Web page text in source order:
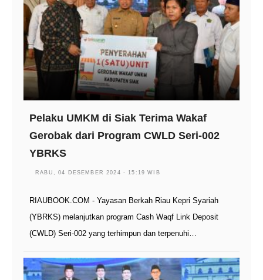
Pelaku UMKM di Siak Terima Wakaf
Gerobak dari Program CWLD Seri-002
YBRKS
RABU, 04 DESEMBER 2024 - 15:19 WIB
RIAUBOOK.COM - Yayasan Berkah Riau Kepri Syariah
(YBRKS) melanjutkan program Cash Waqf Link Deposit
(CWLD) Seri-002 yang terhimpun dan terpenuhi…